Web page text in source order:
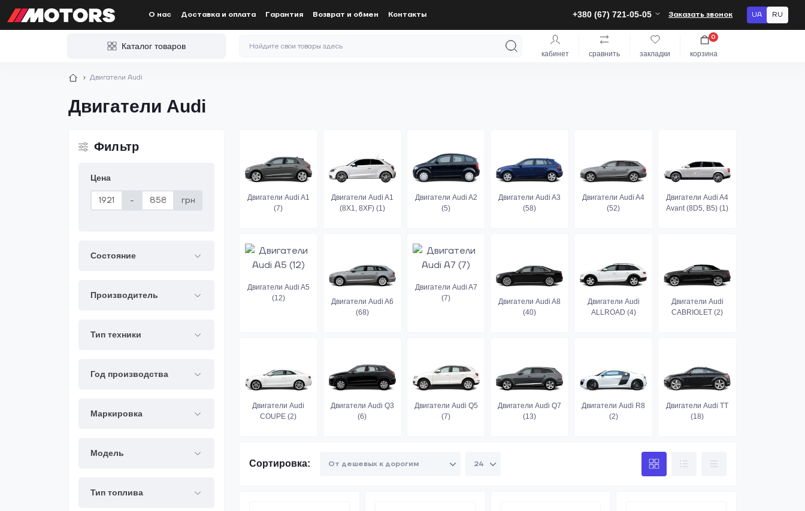
О нас Доставка и оплата Гарантия Возврат и обмен Контакты +380 (67) 721-05-05 Заказать звонок UA RU
Каталог товаров
кабинет сравнить закладки корзина
0
Двигатели Audi
Двигатели Audi
Фильтр
Цена
- грн
Состояние
Производитель
Тип техники
Год производства
Маркировка
Модель
Тип топлива
Двигатели Audi A1
(7)
Двигатели Audi A1
(8X1, 8XF) (1)
Двигатели Audi A2
(5)
Двигатели Audi A3
(58)
Двигатели Audi A4
(52)
Двигатели Audi A4
Avant (8D5, B5) (1)
Двигатели Audi A5
(12)
Двигатели Audi A6
(68)
Двигатели Audi A7
(7)
Двигатели Audi A8
(40)
Двигатели Audi
ALLROAD (4)
Двигатели Audi
CABRIOLET (2)
Двигатели Audi
COUPE (2)
Двигатели Audi Q3
(6)
Двигатели Audi Q5
(7)
Двигатели Audi Q7
(13)
Двигатели Audi R8
(2)
Двигатели Audi TT
(18)
Сортировка: